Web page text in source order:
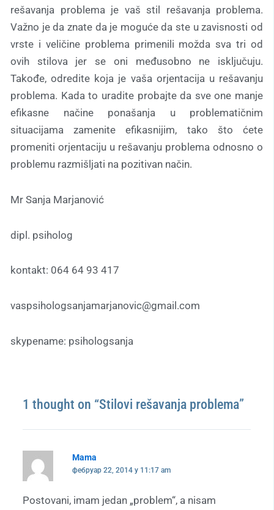
rešavanja problema je vaš stil rešavanja problema.
Važno je da znate da je moguće da ste u zavisnosti od
vrste i veličine problema primenili možda sva tri od
ovih stilova jer se oni međusobno ne isključuju.
Takođe, odredite koja je vaša orjentacija u rešavanju
problema. Kada to uradite probajte da sve one manje
efikasne načine ponašanja u problematičnim
situacijama zamenite efikasnijim, tako što ćete
promeniti orjentaciju u rešavanju problema odnosno o
problemu razmišljati na pozitivan način.
Mr Sanja Marjanović
dipl. psiholog
kontakt: 064 64 93 417
vaspsihologsanjamarjanovic@gmail.com
skypename: psihologsanja
1 thought on “Stilovi rešavanja problema”
Mama
фебруар 22, 2014 у 11:17 am
Postovani, imam jedan „problem“, a nisam